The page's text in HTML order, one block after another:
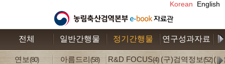
Korean English
전체 일반간행물 정기간행물 연구성과자료
연보(80) 아름드리(58) R&D FOCUS(4) (구)검역정보 (52) (